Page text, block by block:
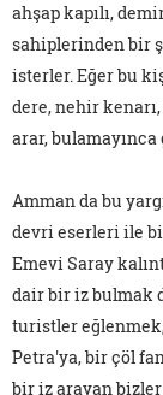
ahşap kapılı,
sahiplerinden bir
isterler. Eğer bu
dere, nehir
arar, bulamayınca
Amman da bu
devri eserleri ile
Emevi Saray
dair bir iz bulmak
turistler
Petra'ya, bir çöl
bir iz arayan